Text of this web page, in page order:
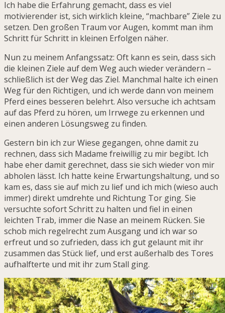
Ich habe die Erfahrung gemacht, dass es viel
motivierender ist, sich wirklich kleine, “machbare” Ziele zu
setzen. Den großen Traum vor Augen, kommt man ihm
Schritt für Schritt in kleinen Erfolgen näher.
Nun zu meinem Anfangssatz: Oft kann es sein, dass sich
die kleinen Ziele auf dem Weg auch wieder verändern –
schließlich ist der Weg das Ziel. Manchmal halte ich einen
Weg für den Richtigen, und ich werde dann von meinem
Pferd eines besseren belehrt. Also versuche ich achtsam
auf das Pferd zu hören, um Irrwege zu erkennen und
einen anderen Lösungsweg zu finden.
Gestern bin ich zur Wiese gegangen, ohne damit zu
rechnen, dass sich Madame freiwillig zu mir begibt. Ich
habe eher damit gerechnet, dass sie sich wieder von mir
abholen lässt. Ich hatte keine Erwartungshaltung, und so
kam es, dass sie auf mich zu lief und ich mich (wieso auch
immer) direkt umdrehte und Richtung Tor ging. Sie
versuchte sofort Schritt zu halten und fiel in einen
leichten Trab, immer die Nase an meinem Rücken. Sie
schob mich regelrecht zum Ausgang und ich war so
erfreut und so zufrieden, dass ich gut gelaunt mit ihr
zusammen das Stück lief, und erst außerhalb des Tores
aufhalfterte und mit ihr zum Stall ging.